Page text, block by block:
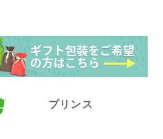
プリンス